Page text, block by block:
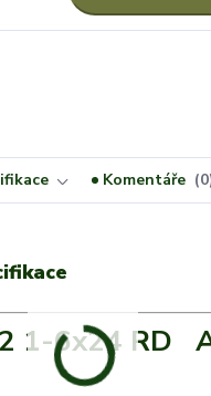
Komentáře 0
1-6x24 RD